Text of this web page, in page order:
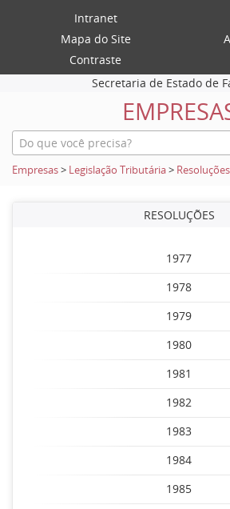
Intranet
Mapa do Site
Contraste
Secretaria de Estado de
Empresas> Legislação Tributária> Resoluções
RESOLUÇÕES
1977
1978
1979
1980
1981
1982
1983
1984
1985